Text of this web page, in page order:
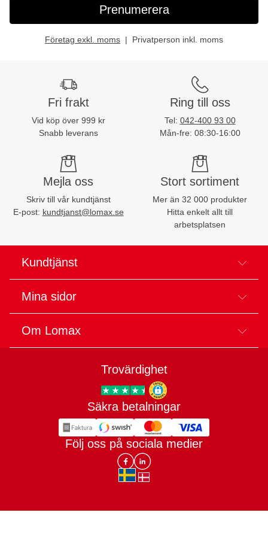
Prenumerera
Företag exkl. moms Privatperson inkl. moms
Fri frakt
Vid köp över 999 kr
Snabb leverans
Ring till oss
Tel: 042-400 93 00
Mån-fre: 08:30-16:00
Mejla oss
Skriv till vår kundtjänst
E-post: kundtjanst@lomax.se
Stort sortiment
Mer än 32 000 produkter
Hitta enkelt allt till
arbetsplatsen
Kundtjänst
Mina sidor
Om Lomax
Trovärdighet
Trygg E-handel
Säkra betalningar
Följ oss på sociala medier
Lomax DK Facebook
Lomax SE LinkIn
sv-SEda-DK